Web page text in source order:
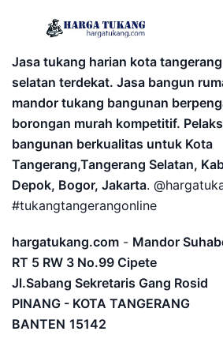
Jasa tukang harian kota
selatan terdekat. Jasa bangun
mandor tukang bangunan
borongan murah kompetitif.
bangunan berkualitas untuk Kota
Tangerang,Tangerang Selatan,
Depok, Bogor, Jakarta.
#tukangtangerangonline
hargatukang.com - Mandor
RT 5 RW 3 No.99 Cipete
Jl.Sabang Sekretaris Gang Rosid
PINANG - KOTA TANGERANG
BANTEN 15142